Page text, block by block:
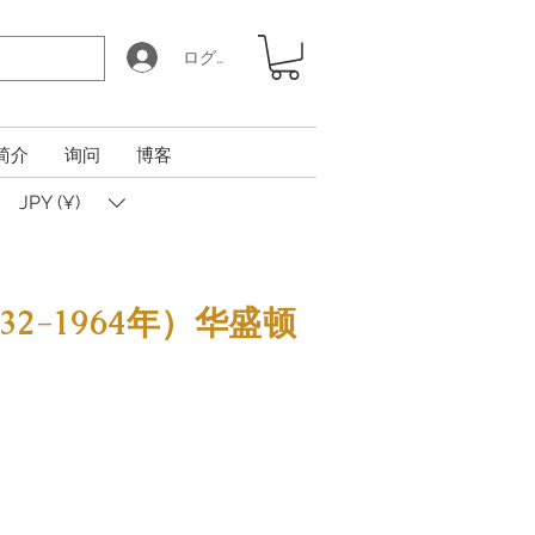
ログイン
介 询问 博客
JPY (¥)
1964年）华盛顿